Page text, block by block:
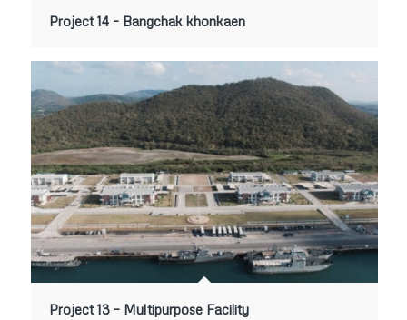
Project 14 – Bangchak khonkaen
Project 13 – Multipurpose Facility